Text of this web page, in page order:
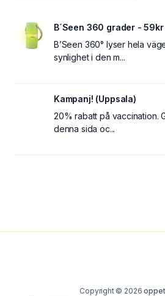
B´Seen 360 grader -
B’Seen 360° lyser hela
synlighet i den m...
Kampanj! (Uppsala)
20% rabatt på vaccination.
denna sida oc...
Copyright © 2026